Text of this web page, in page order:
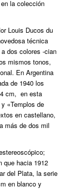
la colección
Louis Ducos du
técnica
dos colores ‑cian
mismos tonos,
En Argentina
de 1940 los
cm, en esta
«Templos de
en castellano,
más de dos mil
que hacia 1912
del Plata, la serie
en blanco y